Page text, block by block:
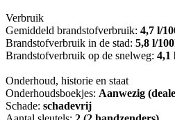
Verbruik
Gemiddeld brandstofverbruik: 4,7 l/
Brandstofverbruik in de stad: 5,8 l/
Brandstofverbruik op de snelweg: 4,1
Onderhoud, historie en staat
Onderhoudsboekjes: Aanwezig
Schade: schadevrij